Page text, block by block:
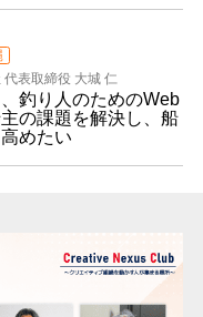
代表取締役 大城 仁
釣り人のためのWeb
の課題を解決し、船
めたい